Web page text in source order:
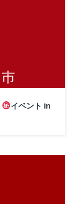
イベント in